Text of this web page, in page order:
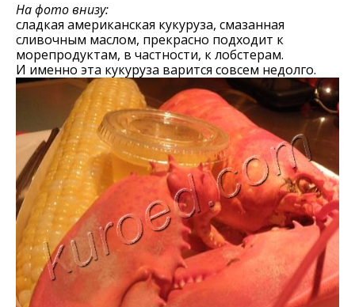
На фото внизу:
сладкая американская кукуруза, смазанная
сливочным маслом, прекрасно подходит к
морепродуктам, в частности, к лобстерам.
И именно эта кукуруза варится совсем недолго.